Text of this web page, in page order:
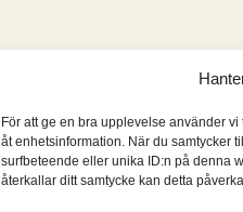
För att ge en bra upplevelse använder
åt enhetsinformation. När du samtycker
surfbeteende eller unika ID:n på denna
återkallar ditt samtycke kan detta